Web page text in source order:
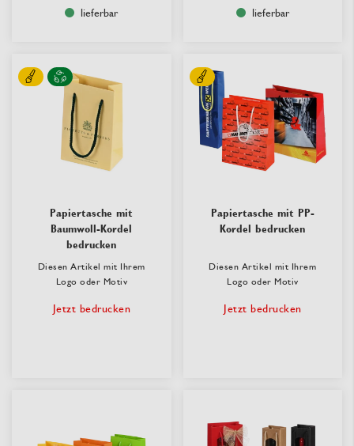
lieferbar lieferbar
Papiertasche mit
Baumwoll-Kordel
bedrucken
Diesen Artikel mit Ihrem
Logo oder Motiv
Jetzt bedrucken
Papiertasche mit PP-
Kordel bedrucken
Diesen Artikel mit Ihrem
Logo oder Motiv
Jetzt bedrucken